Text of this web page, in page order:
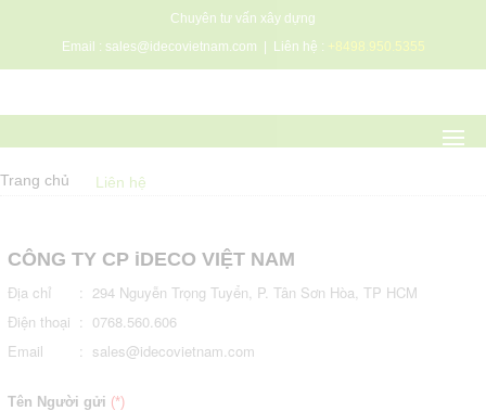
Chuyên tư vấn xây dựng
Email : sales@idecovietnam.com | Liên hệ : +8498.950.5355
Trang chủ Liên hệ
CÔNG TY CP iDECO VIỆT NAM
Địa chỉ : 294 Nguyễn Trọng Tuyển, P. Tân Sơn Hòa, TP HCM
Điện thoại : 0768.560.606
Email
: sales@idecovietnam.com
Tên Người gửi (*)